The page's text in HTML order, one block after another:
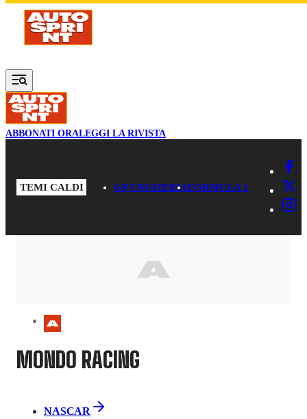
Vai al contenuto principale
ABBONATI ORALEGGI LA RIVISTA
TEMI CALDI GP UNGHERIAFORMULA 1
MONDO RACING
NASCAR